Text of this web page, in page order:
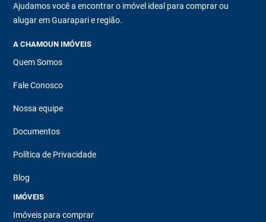
Ajudamos você a encontrar o imóvel ideal para comprar ou
alugar em Guarapari e região.
A CHAMOUN IMÓVEIS
Quem Somos
Fale Conosco
Nossa equipe
Documentos
Política de Privacidade
Blog
IMÓVEIS
Imóveis para comprar